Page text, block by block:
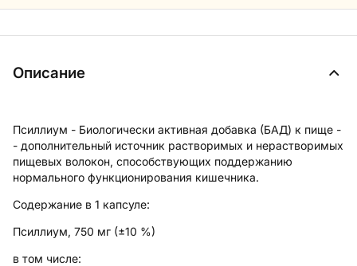
Описание
Псиллиум - Биологически активная добавка (БАД) к пище -
- дополнительный источ­ник растворимых и нерастворимых
пищевых волокон, способствующих поддержанию
нормального функционирования кишечника.
Содержание в 1 капсуле:
Псиллиум, 750 мг (±10 %)
в том числе: